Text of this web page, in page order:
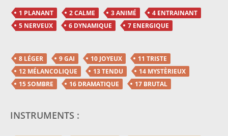
1 PLANANT 2 CALME 3 ANIMÉ
4 ENTRAINANT
5 NERVEUX
6 DYNAMIQUE 7 ENERGIQUE
8 LÉGER 9 GAI 10 JOYEUX
11 TRISTE
12 MÉLANCOLIQUE
13 TENDU
14 MYSTÈRIEUX
15 SOMBRE
16 DRAMATIQUE 17 BRUTAL
INSTRUMENTS :